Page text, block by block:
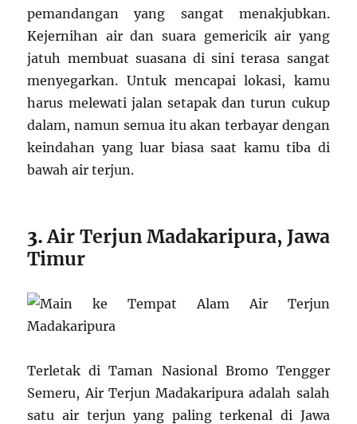
pemandangan yang sangat menakjubkan.
Kejernihan air dan suara gemericik air yang
jatuh membuat suasana di sini terasa sangat
menyegarkan. Untuk mencapai lokasi, kamu
harus melewati jalan setapak dan turun cukup
dalam, namun semua itu akan terbayar dengan
keindahan yang luar biasa saat kamu tiba di
bawah air terjun.
3.Air Terjun Madakaripura, Jawa
Timur
Terletak di Taman Nasional Bromo Tengger
Semeru, Air Terjun Madakaripura adalah salah
satu air terjun yang paling terkenal di Jawa